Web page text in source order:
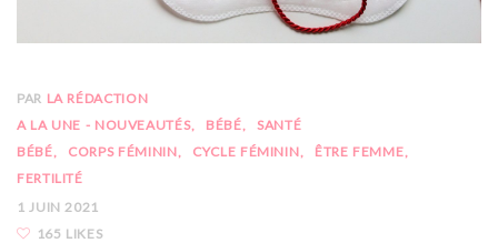
PAR LA RÉDACTION
A LA UNE - NOUVEAUTÉS
BÉBÉ
SANTÉ
BÉBÉ
CORPS FÉMININ CYCLE FÉMININ
ÊTRE FEMME
FERTILITÉ
1 JUIN 2021
165 LIKES